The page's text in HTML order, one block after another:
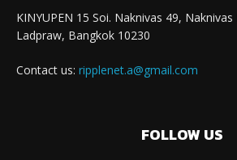
KINYUPEN 15 Soi. Naknivas 49,
Ladpraw, Bangkok 10230
Contact us: ripplenet.a@gmail.com
FOLLOW US